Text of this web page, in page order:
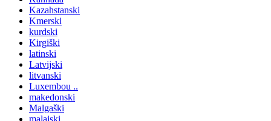
Kazahstanski
Kmerski
kurdski
Kirgiški
latinski
Latvijski
litvanski
Luxembou ..
makedonski
Malgaški
malajski